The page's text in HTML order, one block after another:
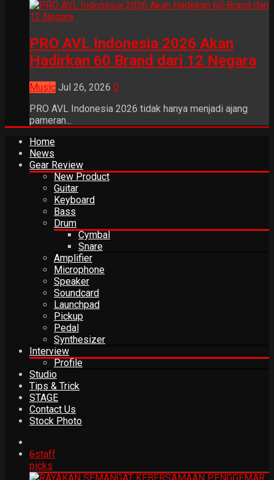
PRO AVL Indonesia 2026 Akan
Hadirkan 60 Brand dari 12 Negara
Music Jul 26, 2026 0
PRO AVL Indonesia 2026 tidak hanya menjadi ajang
pameran...
Home
News
Gear Review
New Product
Guitar
Keyboard
Bass
Drum
Cymbal
Snare
Amplifier
Microphone
Speaker
Soundcard
Launchpad
Pickup
Pedal
Synthesizer
Interview
Profile
Studio
Tips & Trick
STAGE
Contact Us
Stock Photo
6staff
picks